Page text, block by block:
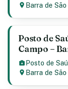
Barra de
Posto de
Campo –
Posto de
Barra de